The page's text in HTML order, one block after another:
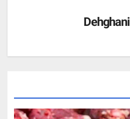
Dehghani